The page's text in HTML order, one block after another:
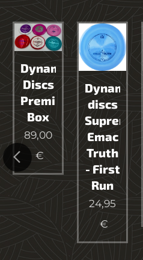
Dynamic
Discs
Premium
Box
89,00
€
Dynamic
discs
Supreme
Emac
Truth
- First
Run
24,95
€